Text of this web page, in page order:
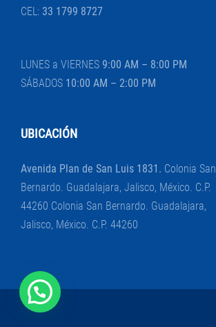
CEL: 33 1799 8727
LUNES a VIERNES 9:00 AM – 8:00 PM
SÁBADOS 10:00 AM – 2:00 PM
UBICACIÓN
Avenida Plan de San Luis 1831. Colonia San
Bernardo. Guadalajara, Jalisco, México. C.P.
44260 Colonia San Bernardo. Guadalajara,
Jalisco, México. C.P. 44260